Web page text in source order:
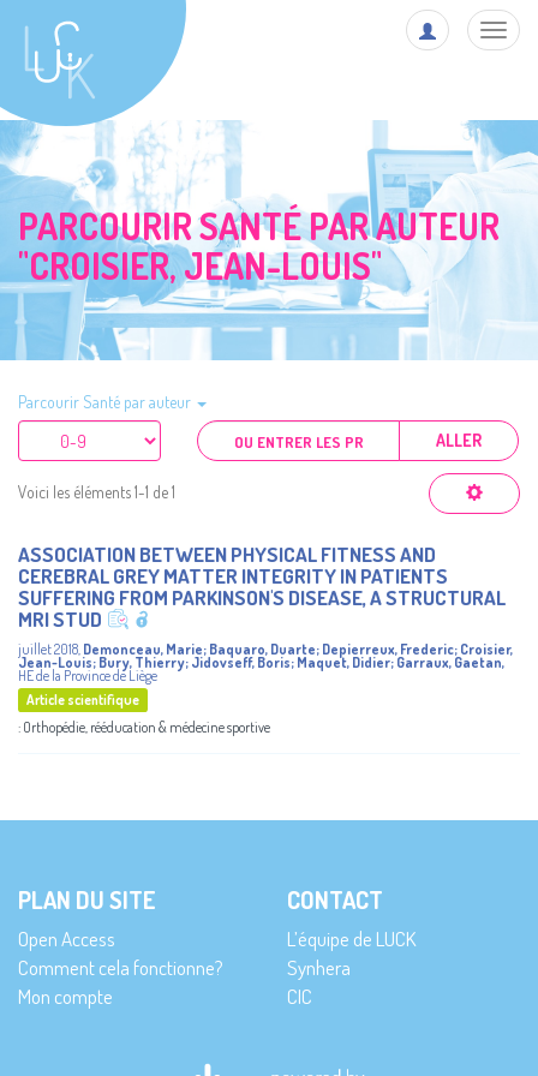
PARCOURIR SANTÉ PAR AUTEUR
"CROISIER, JEAN-LOUIS"
Parcourir Santé par auteur
ALLER
Voici les éléments 1-1 de 1
ASSOCIATION BETWEEN PHYSICAL FITNESS AND
CEREBRAL GREY MATTER INTEGRITY IN PATIENTS
SUFFERING FROM PARKINSON'S DISEASE, A STRUCTURAL
MRI STUD
juillet 2018, Demonceau, Marie; Baquaro, Duarte; Depierreux, Frederic; Croisier,
Jean-Louis; Bury, Thierry; Jidovseff, Boris; Maquet, Didier; Garraux, Gaetan,
HE de la Province de Liège
Article scientifique
: Orthopédie, rééducation & médecine sportive
PLAN DU SITE
Open Access
Comment cela fonctionne?
Mon compte
CONTACT
L’équipe de LUCK
Synhera
CIC